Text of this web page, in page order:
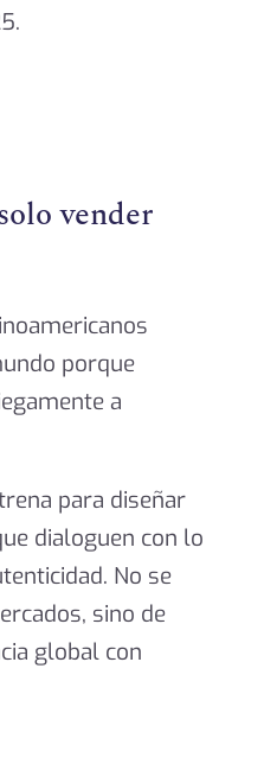
vender
porque
a
para diseñar
dialoguen con lo
No se
sino de
global con